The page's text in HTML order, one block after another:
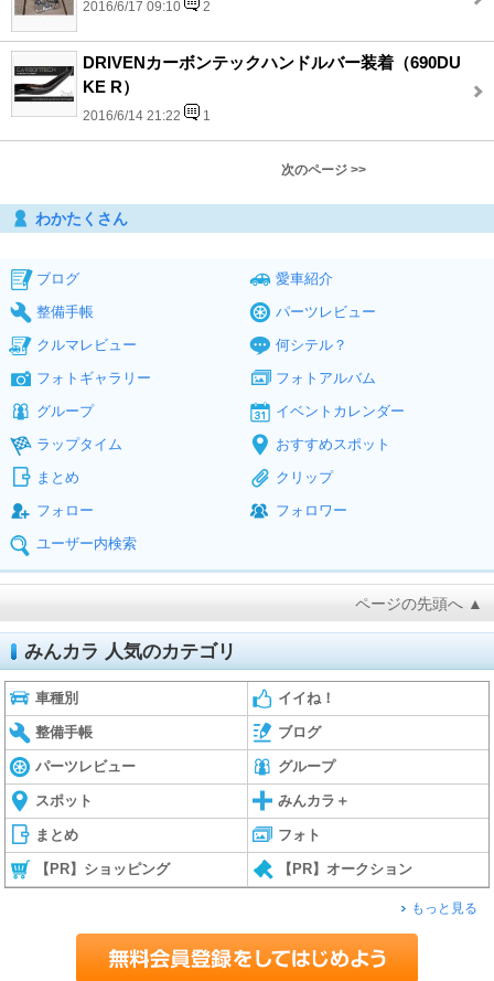
2016/6/17 09:10 2
DRIVENカーボンテックハンドルバー装着（690DU
KE R）
2016/6/14 21:22 1
次のページ >>
わかたくさん
ブログ
愛車紹介
整備手帳
パーツレビュー
クルマレビュー
何シテル？
フォトギャラリー
フォトアルバム
グループ
イベントカレンダー
ラップタイム
おすすめスポット
まとめ
クリップ
フォロー
フォロワー
ユーザー内検索
ページの先頭へ ▲
みんカラ 人気のカテゴリ
車種別 イイね！
整備手帳 ブログ
パーツレビュー グループ
スポット みんカラ＋
まとめ フォト
【PR】ショッピング 【PR】オークション
もっと見る